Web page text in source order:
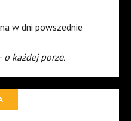
w dni powszednie
o każdej porze.